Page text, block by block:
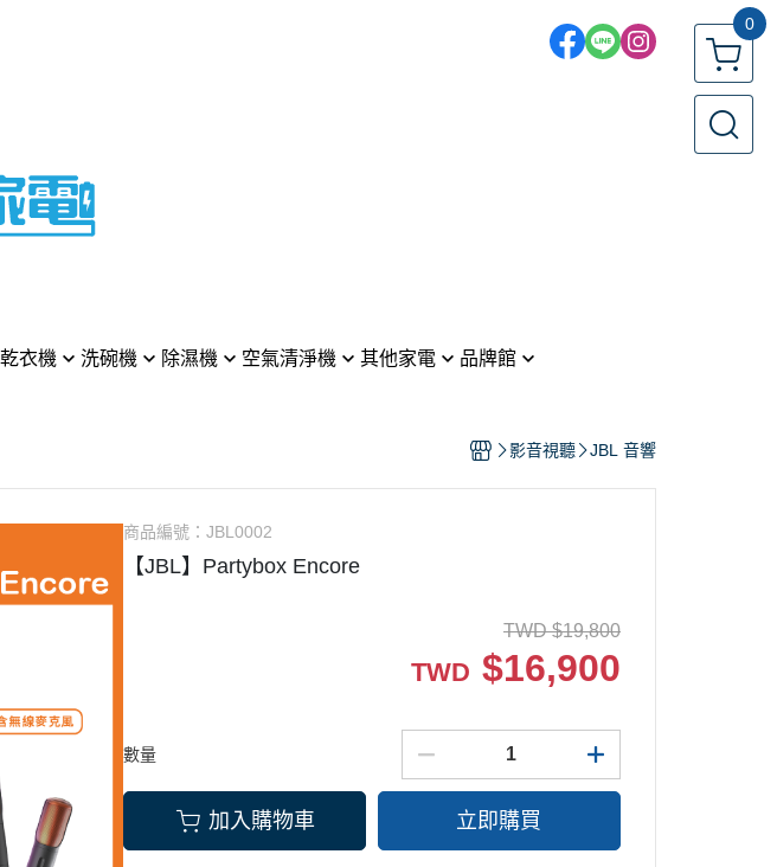
0
衣機 洗碗機
博西
米勒
除濕機
Whirpool 惠而浦
Panasonic 國際牌
空氣清淨機
Panasonic 國際牌
其他家電
吸塵器
微波爐
KARCHER 德國凱馳
品牌館
Panasonic 國際牌
SONY 索尼
MITSUBISHI 三菱電機
KARCHER 德國凱馳
PHILIPS 飛利浦
影音視聽 JBL 音響
商品編號：JBL0002
【JBL】Partybox Encore
TWD $19,800
TWD $16,900
數量
加入購物車 立即購買